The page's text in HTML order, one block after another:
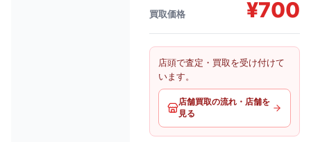
買取価格 ¥700
店頭で査定・買取を受け付けて
います。
店舗買取の流れ・店舗を
見る